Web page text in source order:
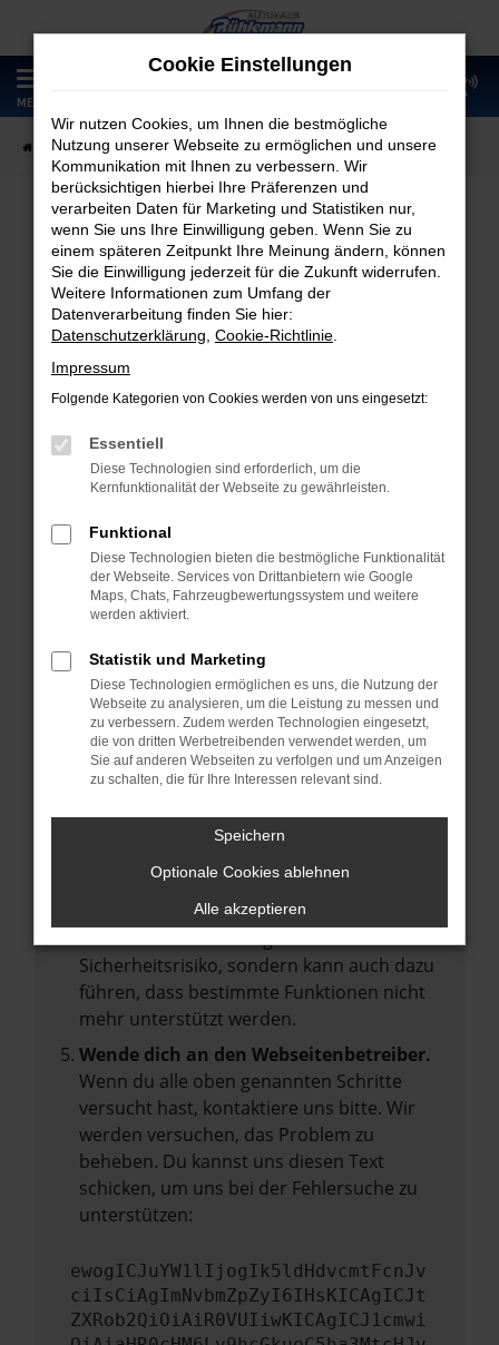
Zum
Hauptinhalt
springen
MENÜ
Startseite Fahrzeugangebote Fahrzeugmarkt
Fahrzeugmarkt
Fehler: Network Error
Beim Laden ist ein Fehler aufgetreten.
Hier sind ein paar Tipps, die dir helfen können:
Überprüfe deine Firewall und deine
Laden andere Webseiten, zum Beispiel
deine Suchmaschine?
Prüfe deine Browsererweiterungen.
Manche Erweiterungen, wie Werbeblocker,
können das Laden bestimmter Seiten
verhindern. Funktioniert die Seite in einem
anderen Browser oder in einem privaten
Fenster?
Starte dein Gerät neu.
vorübergehende Probleme zu beheben.
Betriebssystem auf dem neuesten Stand
Veraltete Software birgt nicht nur ein
Sicherheitsrisiko, sondern kann auch dazu
führen, dass bestimmte Funktionen nicht
mehr unterstützt werden.
Wende dich an den Webseitenbetreiber.
Wenn du alle oben genannten Schritte
versucht hast, kontaktiere uns bitte. Wir
werden versuchen, das Problem zu
beheben. Du kannst uns diesen Text
schicken, um uns bei der Fehlersuche zu
unterstützen:
ewogICJuYW1lIjogIk5ldHdvcmtFcnJv
ciIsCiAgImNvbmZpZyI6IHsKICAgICJt
ZXRob2QiOiAiR0VUIiwKICAgICJ1cmwi
Cookie Einstellungen
Wir nutzen Cookies, um Ihnen die bestmögliche
Nutzung unserer Webseite zu ermöglichen und unsere
Kommunikation mit Ihnen zu verbessern. Wir
berücksichtigen hierbei Ihre Präferenzen und
verarbeiten Daten für Marketing und Statistiken nur,
wenn Sie uns Ihre Einwilligung geben. Wenn Sie zu
einem späteren Zeitpunkt Ihre Meinung ändern, können
Sie die Einwilligung jederzeit für die Zukunft widerrufen.
Weitere Informationen zum Umfang der
Datenverarbeitung finden Sie hier:
Datenschutzerklärung Cookie-Richtlinie
Impressum
Folgende Kategorien von Cookies werden von uns eingesetzt:
Essentiell
Diese Technologien sind erforderlich, um die
Kernfunktionalität der Webseite zu gewährleisten.
Funktional
Diese Technologien bieten die bestmögliche Funktionalität
der Webseite. Services von Drittanbietern wie Google
Maps, Chats, Fahrzeugbewertungssystem und weitere
werden aktiviert.
Statistik und Marketing
Diese Technologien ermöglichen es uns, die Nutzung der
Webseite zu analysieren, um die Leistung zu messen und
zu verbessern. Zudem werden Technologien eingesetzt,
die von dritten Werbetreibenden verwendet werden, um
Sie auf anderen Webseiten zu verfolgen und um Anzeigen
zu schalten, die für Ihre Interessen relevant sind.
Speichern
Optionale Cookies ablehnen
Alle akzeptieren